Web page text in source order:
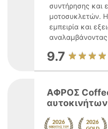
συντήρησης και
μοτοσυκλετών. Η
εμπειρία και
9.7
ΑΦΡΟΣ
αυτοκινήτων